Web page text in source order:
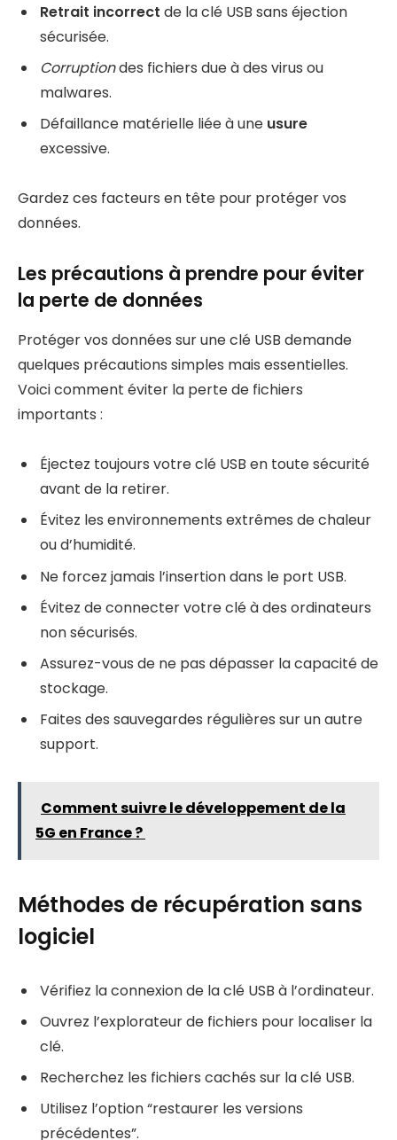
Retrait incorrect de la clé USB sans éjection
sécurisée.
Corruptiondes fichiers due à des virus ou
malwares.
Défaillance matérielle liée à une usure
excessive.
Gardez ces facteurs en tête pour protéger vos
données.
Les précautions à prendre pour éviter
la perte de données
Protéger vos données sur une clé USB demande
quelques précautions simples mais essentielles.
Voici comment éviter la perte de fichiers
importants :
Éjectez toujours votre clé USB en toute sécurité
avant de la retirer.
Évitez les environnements extrêmes de chaleur
ou d’humidité.
Ne forcez jamais l’insertion dans le port USB.
Évitez de connecter votre clé à des ordinateurs
non sécurisés.
Assurez-vous de ne pas dépasser la capacité de
stockage.
Faites des sauvegardes régulières sur un autre
support.
Comment suivre le développement de la
5G en France ?
Méthodes de récupération sans
logiciel
Vérifiez la connexion de la clé USB à l’ordinateur.
Ouvrez l’explorateur de fichiers pour localiser la
clé.
Recherchez les fichiers cachés sur la clé USB.
Utilisez l’option “restaurer les versions
précédentes”.